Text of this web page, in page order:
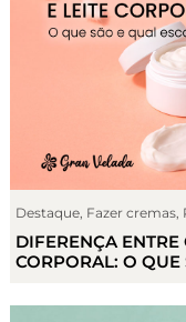
Destaque, Fazer cremas,
DIFERENÇA
CORPORAL: O QUE